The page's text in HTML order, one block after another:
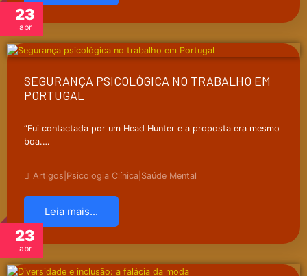
23
abr
SEGURANÇA PSICOLÓGICA NO TRABALHO EM
PORTUGAL
“Fui contactada por um Head Hunter e a proposta era mesmo
boa.…
Artigos Psicologia Clínica Saúde Mental
Leia mais...
23
abr